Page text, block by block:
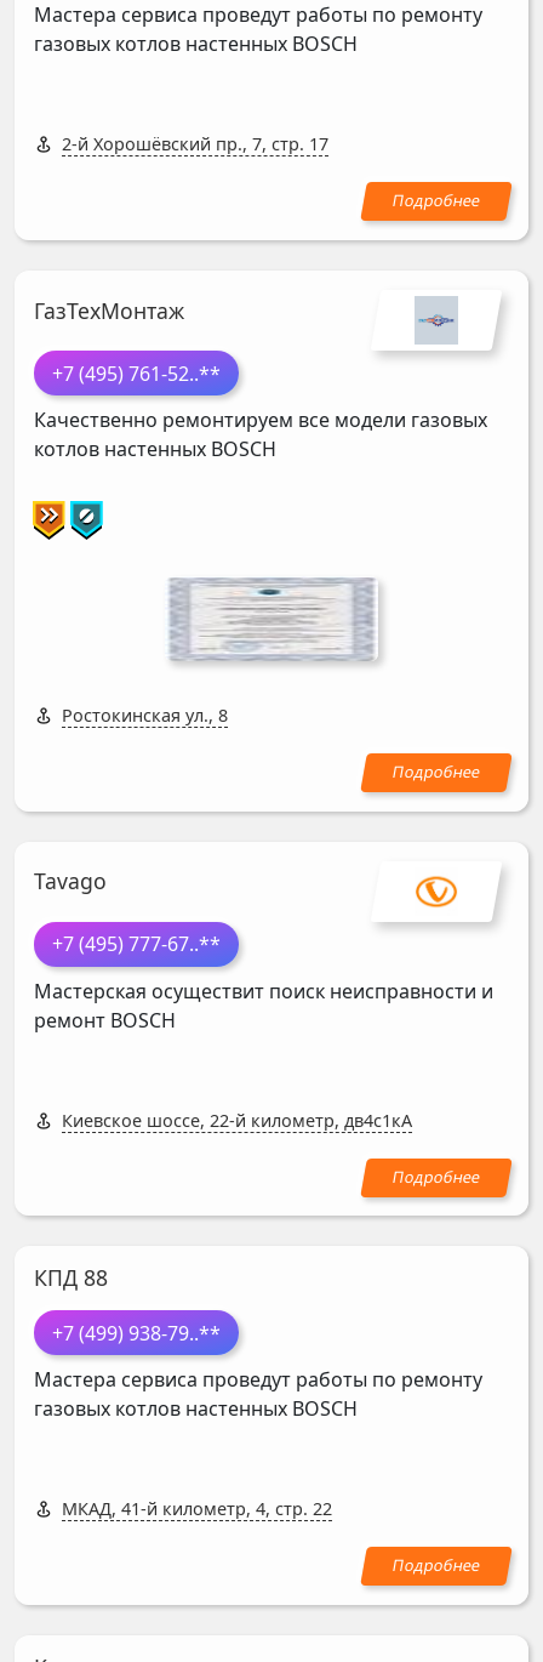
Мастера сервиса проведут работы по ремонту
газовых котлов настенных BOSCH
2-й Хорошёвский пр., 7, стр. 17
ГазТехМонтаж
+7 (495) 761-52..**
Качественно ремонтируем все модели газовых
котлов настенных BOSCH
Ростокинская ул., 8
Tavago
+7 (495) 777-67..**
Мастерская осуществит поиск неисправности и
ремонт BOSCH
Киевское шоссе, 22-й километр, дв4с1кА
КПД 88
+7 (499) 938-79..**
Мастера сервиса проведут работы по ремонту
газовых котлов настенных BOSCH
МКАД, 41-й километр, 4, стр. 22